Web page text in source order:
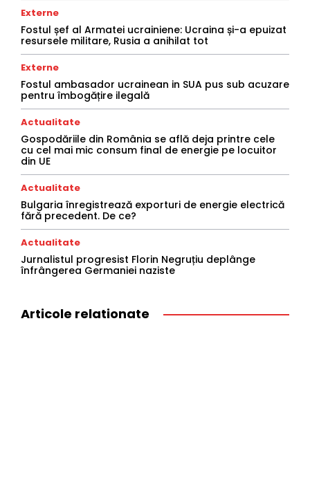
Externe
Fostul șef al Armatei ucrainiene: Ucraina și-a epuizat
resursele militare, Rusia a anihilat tot
Externe
Fostul ambasador ucrainean in SUA pus sub acuzare
pentru îmbogățire ilegală
Actualitate
Gospodăriile din România se află deja printre cele
cu cel mai mic consum final de energie pe locuitor
din UE
Actualitate
Bulgaria înregistrează exporturi de energie electrică
fără precedent. De ce?
Actualitate
Jurnalistul progresist Florin Negruțiu deplânge
înfrângerea Germaniei naziste
Articole relationate